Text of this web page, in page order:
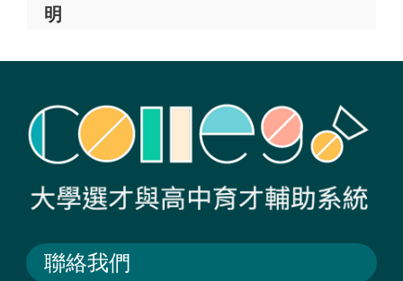
明
聯絡我們